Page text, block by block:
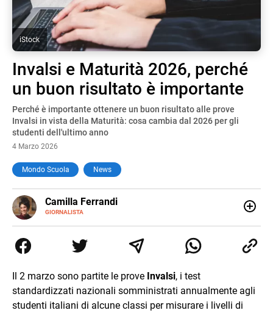
iStock
Invalsi e Maturità 2026, perché
un buon risultato è importante
Perché è importante ottenere un buon risultato alle prove
Invalsi in vista della Maturità: cosa cambia dal 2026 per gli
studenti dell'ultimo anno
4 Marzo 2026
Mondo Scuola News
Camilla Ferrandi
GIORNALISTA
E-
MAIL
LINKEDIN
di trasformare la passione per la scrittura in un lavoro, e
da lì non mi sono più fermata. L’attualità è il mio pane
mente.
Il 2 marzo sono partite le prove Invalsi, i test
standardizzati nazionali somministrati annualmente agli
studenti italiani di alcune classi per misurare i livelli di